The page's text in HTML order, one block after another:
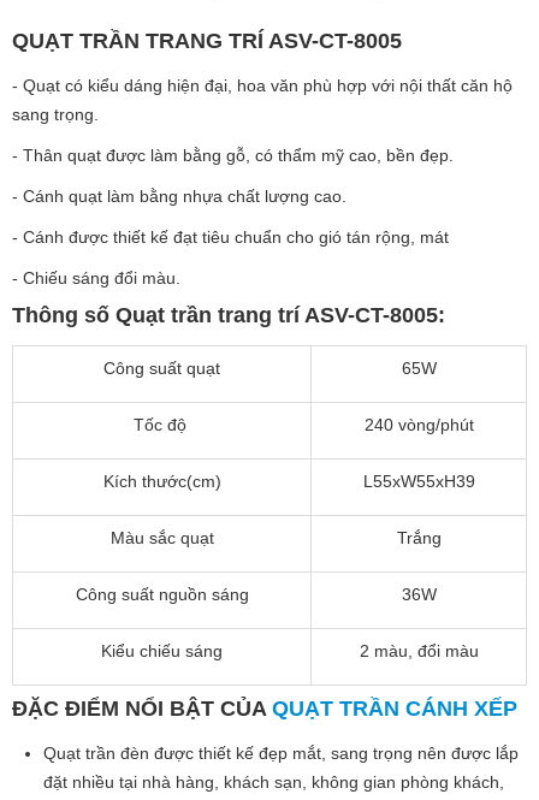
QUẠT TRẦN TRANG TRÍ ASV-CT-8005
- Quạt có kiểu dáng hiện đại, hoa văn phù hợp với nội thất căn hộ
sang trọng.
- Thân quạt được làm bằng gỗ, có thẩm mỹ cao, bền đẹp.
- Cánh quạt làm bằng nhựa chất lượng cao.
- Cánh được thiết kế đạt tiêu chuẩn cho gió tán rộng, mát
- Chiếu sáng đổi màu.
Thông số Quạt trần trang trí ASV-CT-8005:
Công suất quạt 65W
Tốc độ 240 vòng/phút
Kích thước(cm) L55xW55xH39
Màu sắc quạt Trắng
Công suất nguồn sáng 36W
Kiểu chiếu sáng 2 màu, đổi màu
ĐẶC ĐIỂM NỔI BẬT CỦA QUẠT TRẦN CÁNH XẾP
Quạt trần đèn được thiết kế đẹp mắt, sang trọng nên được lắp
đặt nhiều tại nhà hàng, khách sạn, không gian phòng khách,